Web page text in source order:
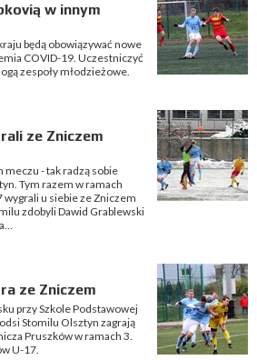
w innym
będą obowiązywać nowe
COVID-19. Uczestniczyć
zespoły młodzieżowe.
ze Zniczem
- tak radzą sobie
Tym razem w ramach
u siebie ze Zniczem
zdobyli Dawid Grablewski
ze Zniczem
przy Szkole Podstawowej
Stomilu Olsztyn zagrają
Pruszków w ramach 3.
U-17.